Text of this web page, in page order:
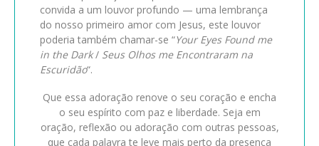
convida a um louvor profundo — uma lembrança
do nosso primeiro amor com Jesus, este louvor
poderia também chamar-se “Your Eyes Found me
in the Dark/ Seus Olhos me Encontraram na
Escuridão“.
Que essa adoração renove o seu coração e encha
o seu espírito com paz e liberdade. Seja em
oração, reflexão ou adoração com outras pessoas,
que cada palavra te leve mais perto da presença